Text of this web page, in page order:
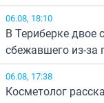
06.08, 18:10
В Териберке двое
сбежавшего из-за
06.08, 17:38
Косметолог